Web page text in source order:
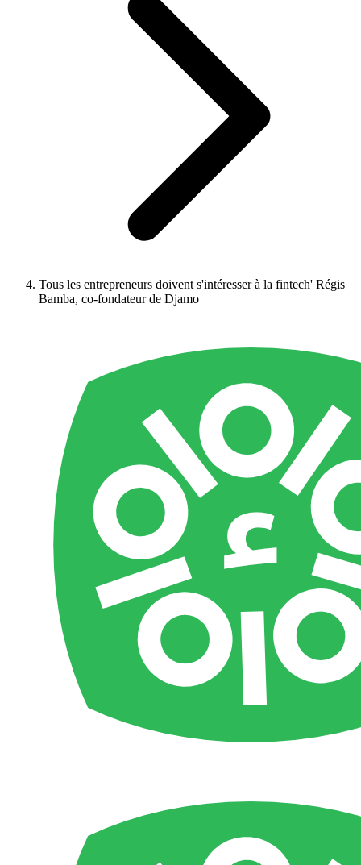
Tous les entrepreneurs doivent s'intéresser à la fintech' Régis
Bamba, co-fondateur de Djamo